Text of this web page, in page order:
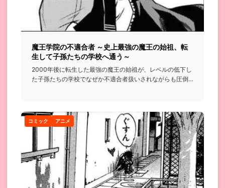
魔王学院の不適合者 ～史上最強の魔王の始祖、転
生して子孫たちの学校へ通う～
2000年後に転生した最強の魔王の始祖が、レベルの低下し
た子孫たちの学校でなぜか不適合者扱いされながらも圧倒
コミック アニメ